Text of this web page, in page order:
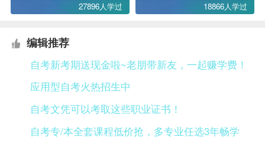
27896人学过 18866人学过
编辑推荐
自考新考期送现金啦~老朋带新友，一起赚学费！
应用型自考火热招生中
自考文凭可以考取这些职业证书！
自考专/本全套课程低价抢，多专业任选3年畅学